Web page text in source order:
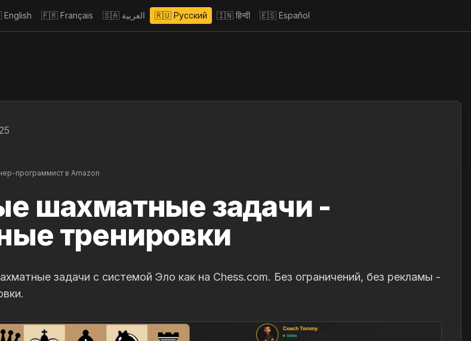
English 🇫🇷 Français 🇸🇦 العربية 🇷🇺 Русский 🇮🇳 हिन्दी 🇪🇸 Español
программист в Amazon
шахматные задачи -
тренировки
задачи с системой Эло как на Chess.com. Без ограничений, без рекламы -